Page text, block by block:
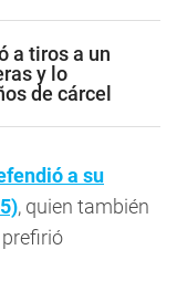
a tiros a un
y lo
de cárcel
a su
, quien también